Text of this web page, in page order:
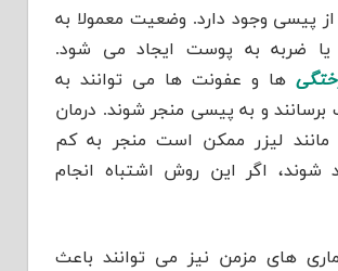
پیسی وجود دارد. وضعیت معمولا به
ضربه به پوست ایجاد می شود.
ها و عفونت ها می توانند به
و به پیسی منجر شوند. درمان
لیزر ممکن است منجر به کم
شوند، اگر این روش اشتباه انجام
های مزمن نیز می توانند باعث